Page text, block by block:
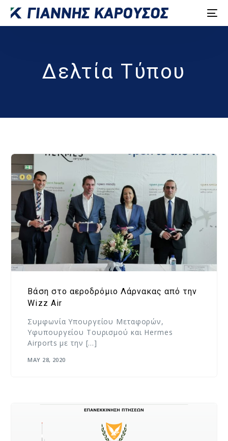
Δελτία Τύπου
Βάση στο αεροδρόμιο Λάρνακας από την
Wizz Air
Συμφωνία Υπουργείου Μεταφορών,
Υφυπουργείου Τουρισμού και Hermes
Airports με την […]
MAY 28, 2020